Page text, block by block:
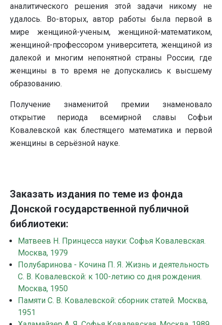
аналитического решения этой задачи никому не
удалось. Во-вторых, автор работы была первой в
мире женщиной-ученым, женщиной-математиком,
женщиной-профессором университета, женщиной из
далекой и многим непонятной страны России, где
женщины в то время не допускались к высшему
образованию.
Получение знаменитой премии знаменовало
открытие периода всемирной славы Софьи
Ковалевской как блестящего математика и первой
женщины в серьёзной науке.
Заказать издания по теме из фонда
Донской государственной публичной
библиотеки:
Матвеев Н. Принцесса науки: Софья Ковалевская.
Москва, 1979
Полубаринова - Кочина П. Я. Жизнь и деятельность
С. В. Ковалевской: к 100-летию со дня рождения.
Москва, 1950
Памяти С. В. Ковалевской: сборник статей. Москва,
1951